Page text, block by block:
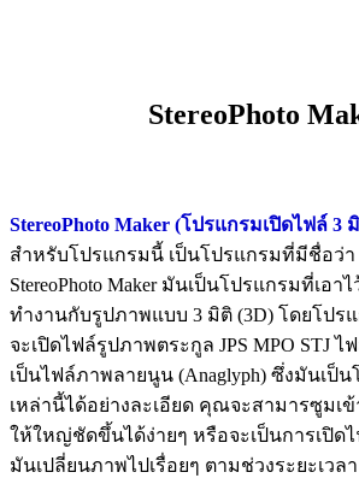
StereoPhoto
StereoPhoto Maker (โปรแกรมเปิดไฟล์ 3
สำหรับโปรแกรมนี้ เป็นโปรแกรมที่มีชื่อว่า
StereoPhoto Maker มันเป็นโปรแกรมที่เอ
ทำงานกับรูปภาพแบบ 3 มิติ (3D) โดยโป
จะเปิดไฟล์รูปภาพตระกูล JPS MPO STJ
เป็นไฟล์ภาพลายนูน (Anaglyph) ซึ่งมันเป็น
เหล่านี้ได้อย่างละเอียด คุณจะสามารซูมเ
ให้ใหญ่ชัดขึ้นได้ง่ายๆ หรือจะเป็นการเปิด
มันเปลี่ยนภาพไปเรื่อยๆ ตามช่วงระยะเวล